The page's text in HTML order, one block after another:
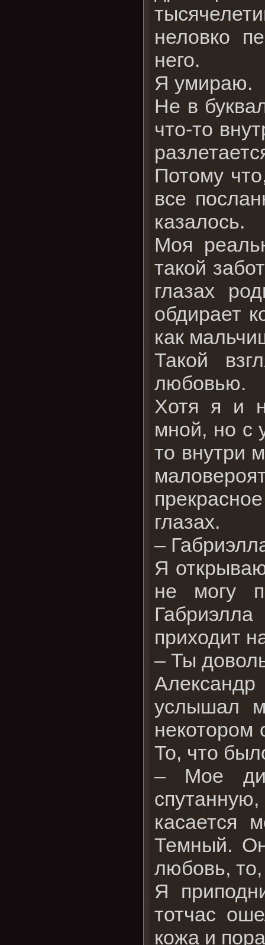
неловко
него.
Я умираю.
Не в
что-то
Потому
все
казалось.
Моя
такой
глазах
обдирает
как
Такой
любовью.
Хотя я и
мной, но с
то внутри
глазах.
–
Я
не могу
приходит
– Ты
Александр
услышал
некотором
То, что
– Мое
касается
Темный.
любовь,
Я
тотчас
кожа и